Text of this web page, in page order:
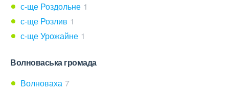
с-ще Роздольне 1
с-ще Розлив 1
с-ще Урожайне 1
Волноваська громада
Волноваха 7